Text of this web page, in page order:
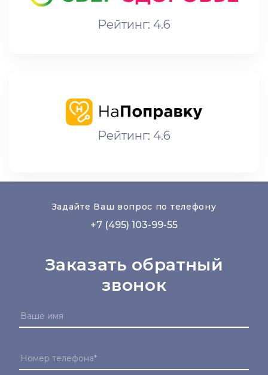
Рейтинг: 4.6
Рейтинг: 4.6
Задайте Ваш вопрос по телефону
+7 (495) 103-99-55
Заказать обратный
звонок